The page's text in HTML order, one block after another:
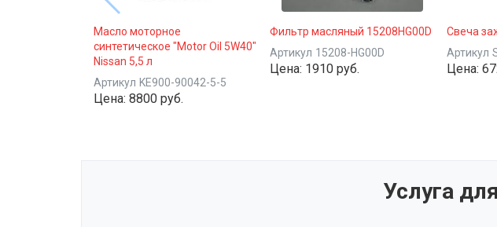
Масло моторное
синтетическое "Motor Oil 5W40"
Nissan 5,5 л
Артикул KE900-90042-5-5
Цена: 8800 руб.
Фильтр масляный 15208HG00D
Артикул 15208-HG00D
Цена: 1910 руб.
Свеча
Артикул
Цена:
Услуга